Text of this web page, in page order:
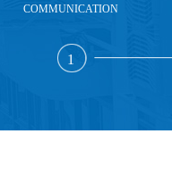
COMMUNICATION
1